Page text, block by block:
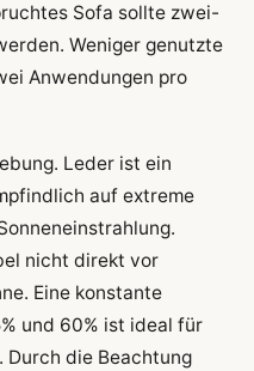
Sofa sollte zwei-
Weniger genutzte
Anwendungen pro
Leder ist ein
auf extreme
nicht direkt vor
Eine konstante
und 60% ist ideal für
die Beachtung